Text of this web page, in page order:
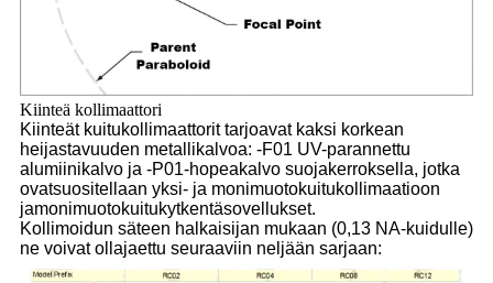
Kiinteä kollimaattori
Kiinteät kuitukollimaattorit tarjoavat kaksi korkean
heijastavuuden metallikalvoa: -F01 UV-parannettu
alumiinikalvo ja -P01-hopeakalvo suojakerroksella, jotka
ovatsuositellaan yksi- ja monimuotokuitukollimaatioon
jamonimuotokuitukytkentäsovellukset.
Kollimoidun säteen halkaisijan mukaan (0,13 NA-kuidulle)
ne voivat ollajaettu seuraaviin neljään sarjaan: